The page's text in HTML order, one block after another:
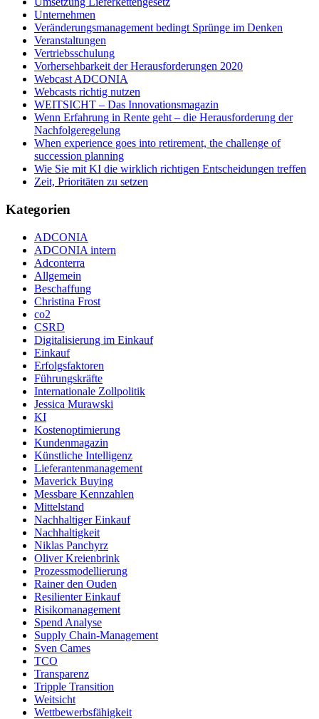
Unternehmen
Veränderungsmanagement bedingt Sprünge im Denken
Veranstaltungen
Vertriebsschulung
Vorhersehbarkeit der Herausforderungen 2020
Webcast ADCONIA
Webcasts richtig nutzen
WEITSICHT – Das Innovationsmagazin
Wenn Erfahrung in Rente geht – die Herausforderung der
Nachfolgeregelung
When experience goes into retirement, the challenge of
succession planning
Wie Sie mit KI die wirklich richtigen Entscheidungen treffen
Zeit, Prioritäten zu setzen
Kategorien
ADCONIA
ADCONIA intern
Adconterra
Allgemein
Beschaffung
Christina Frost
co2
CSRD
Digitalisierung im Einkauf
Einkauf
Erfolgsfaktoren
Führungskräfte
Internationale Zollpolitik
Jessica Murawski
KI
Kostenoptimierung
Kundenmagazin
Künstliche Intelligenz
Lieferantenmanagement
Maverick Buying
Messbare Kennzahlen
Mittelstand
Nachhaltiger Einkauf
Nachhaltigkeit
Niklas Panchyrz
Oliver Kreienbrink
Prozessmodellierung
Rainer den Ouden
Resilienter Einkauf
Risikomanagement
Spend Analyse
Supply Chain-Management
Sven Cames
TCO
Transparenz
Tripple Transition
Weitsicht
Wettbewerbsfähigkeit